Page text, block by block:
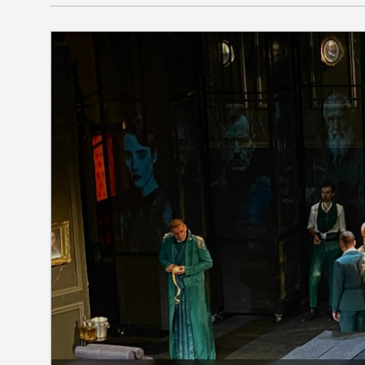
SEKCIJE
društvo
kultura
sport
fudbal
košarka
rukomet
e-sport
ostali